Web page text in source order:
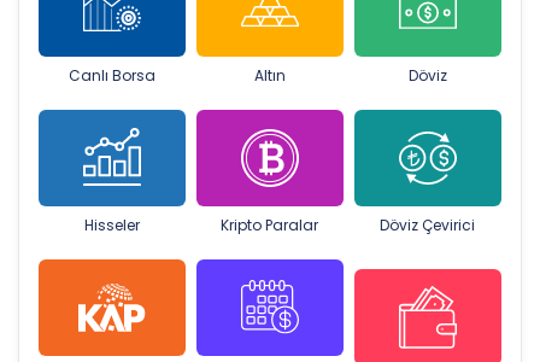
Canlı Borsa Altın Döviz
Hisseler Kripto Paralar Döviz Çevirici